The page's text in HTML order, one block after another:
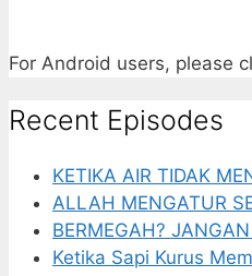
For Android users, please
Recent Episodes
KETIKA AIR TIDAK
ALLAH MENGATUR
BERMEGAH?
Ketika Sapi Kurus